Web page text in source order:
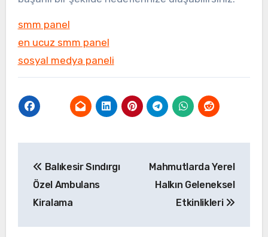
smm panel
en ucuz smm panel
sosyal medya paneli
gezinmesi
Balıkesir Sındırgı
Özel Ambulans
Kiralama
Mahmutlarda Yerel
Halkın Geleneksel
Etkinlikleri